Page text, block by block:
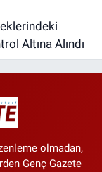
Altına Alındı
olmadan,
Genç Gazete